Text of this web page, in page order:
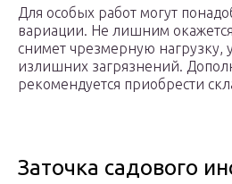
Для особых работ могут
вариации. Не лишним
снимет чрезмерную нагрузку,
излишних загрязнений.
рекомендуется приобрести
Заточка садового